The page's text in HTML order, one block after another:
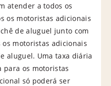
atender a todos os
os motoristas adicionais
de aluguel junto com
motoristas adicionais
aluguel. Uma taxa diária
para os motoristas
só poderá ser